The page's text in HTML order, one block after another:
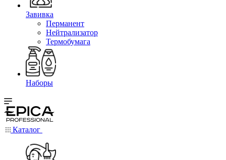
Завивка
Перманент
Нейтрализатор
Термобумага
Наборы
Каталог